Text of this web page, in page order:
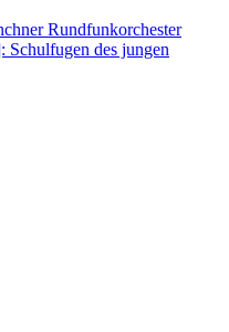
Rundfunkorchester
Schulfugen des jungen